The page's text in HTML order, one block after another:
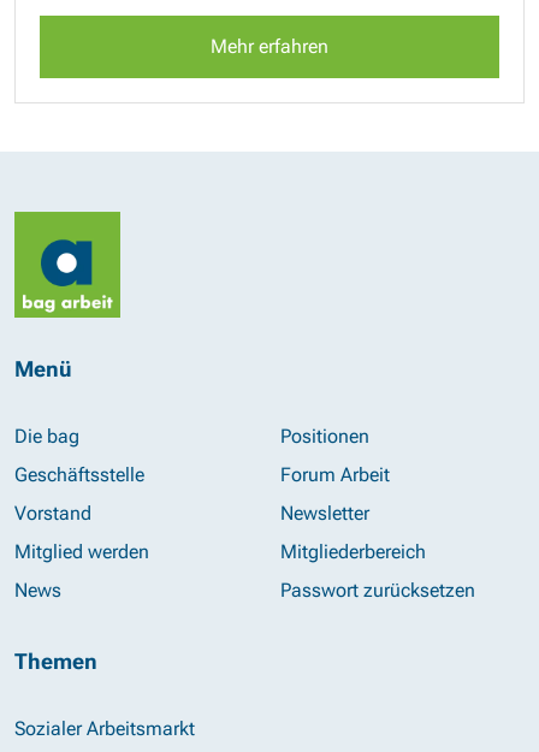
Mehr erfahren
Menü
Die bag
Geschäftsstelle
Vorstand
Mitglied werden
News
Positionen
Forum Arbeit
Newsletter
Mitgliederbereich
Passwort zurücksetzen
Themen
Sozialer Arbeitsmarkt